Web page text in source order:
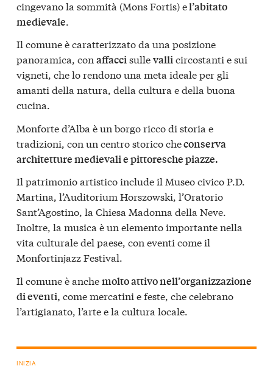
cingevano la sommità (Mons Fortis) el’abitato
medievale.
Il comune è caratterizzato da una posizione
panoramica, con affaccisullevallicircostanti e sui
vigneti, che lo rendono una meta ideale per gli
amanti della natura, della cultura e della buona
cucina.
Monforte d’Alba è un borgo ricco di storia e
tradizioni, con un centro storico checonserva
architetture medievali e pittoresche piazze.
Il patrimonio artistico include il Museo civico P.D.
Martina, l’Auditorium Horszowski, l’Oratorio
Sant’Agostino, la Chiesa Madonna della Neve.
Inoltre, la musica è un elemento importante nella
vita culturale del paese, con eventi come il
Monfortinjazz Festival.
Il comune è anchemolto attivo nell’organizzazione
di eventi, come mercatini e feste, che celebrano
l’artigianato, l’arte e la cultura locale.
INIZIA